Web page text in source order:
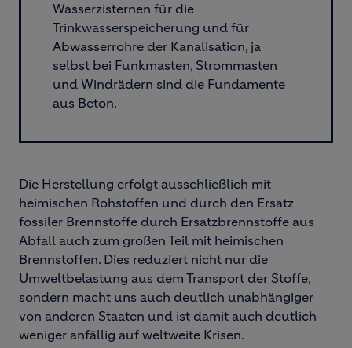
Wasserzisternen für die
Trinkwasserspeicherung und für
Abwasserrohre der Kanalisation, ja
selbst bei Funkmasten, Strommasten
und Windrädern sind die Fundamente
aus Beton.
Die Herstellung erfolgt ausschließlich mit
heimischen Rohstoffen und durch den Ersatz
fossiler Brennstoffe durch Ersatzbrennstoffe aus
Abfall auch zum großen Teil mit heimischen
Brennstoffen. Dies reduziert nicht nur die
Umweltbelastung aus dem Transport der Stoffe,
sondern macht uns auch deutlich unabhängiger
von anderen Staaten und ist damit auch deutlich
weniger anfällig auf weltweite Krisen.